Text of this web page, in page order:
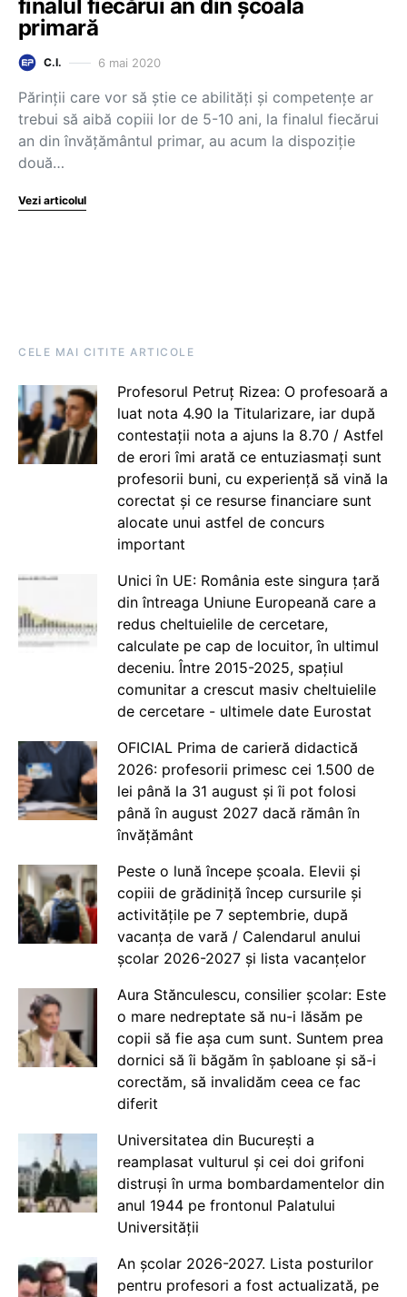
finalul fiecărui an din școala
primară
C.I. 6 mai 2020
Părinții care vor să știe ce abilități și competențe ar
trebui să aibă copiii lor de 5-10 ani, la finalul fiecărui
an din învățământul primar, au acum la dispoziție
două…
Vezi articolul
CELE MAI CITITE ARTICOLE
Profesorul Petruț Rizea: O profesoară a
luat nota 4.90 la Titularizare, iar după
contestații nota a ajuns la 8.70 / Astfel
de erori îmi arată ce entuziasmați sunt
profesorii buni, cu experiență să vină la
corectat și ce resurse financiare sunt
alocate unui astfel de concurs
important
Unici în UE: România este singura țară
din întreaga Uniune Europeană care a
redus cheltuielile de cercetare,
calculate pe cap de locuitor, în ultimul
deceniu. Între 2015-2025, spațiul
comunitar a crescut masiv cheltuielile
de cercetare - ultimele date Eurostat
OFICIAL Prima de carieră didactică
2026: profesorii primesc cei 1.500 de
lei până la 31 august și îi pot folosi
până în august 2027 dacă rămân în
învățământ
Peste o lună începe școala. Elevii și
copiii de grădiniță încep cursurile și
activitățile pe 7 septembrie, după
vacanța de vară / Calendarul anului
școlar 2026-2027 și lista vacanțelor
Aura Stănculescu, consilier școlar: Este
o mare nedreptate să nu-i lăsăm pe
copii să fie așa cum sunt. Suntem prea
dornici să îi băgăm în șabloane și să-i
corectăm, să invalidăm ceea ce fac
diferit
Universitatea din București a
reamplasat vulturul și cei doi grifoni
distruși în urma bombardamentelor din
anul 1944 pe frontonul Palatului
Universității
An școlar 2026-2027. Lista posturilor
pentru profesori a fost actualizată, pe